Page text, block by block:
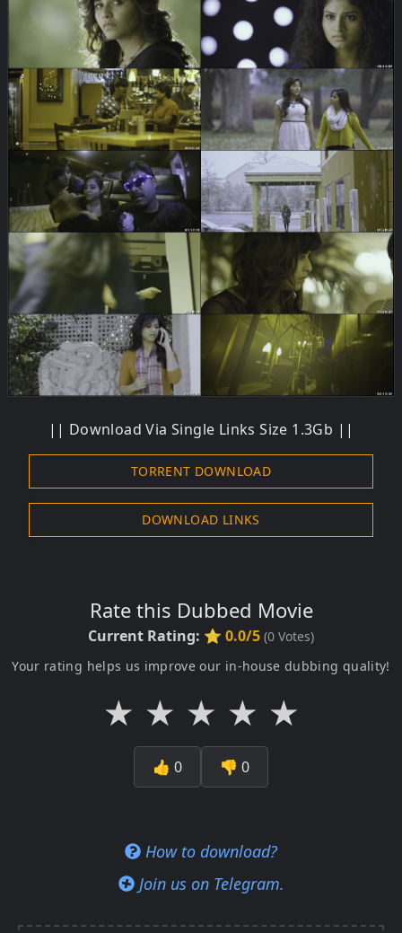
|| Download Via Single Links Size 1.3Gb ||
TORRENT DOWNLOAD
DOWNLOAD LINKS
Rate this Dubbed Movie
Current Rating: ⭐ 0.0/5 (0 Votes)
Your rating helps us improve our in-house dubbing quality!
★ ★ ★ ★ ★
👍 0 👎 0
How to download?
Join us on Telegram.